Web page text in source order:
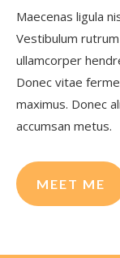
Maecenas ligula
Vestibulum
ullamcorper
Donec vitae
maximus. Donec
accumsan metus.
MEET ME